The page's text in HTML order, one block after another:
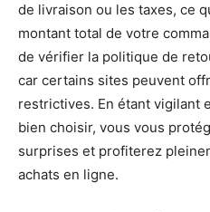
de livraison ou les taxes, ce
montant total de votre
de vérifier la politique de
car certains sites peuvent
restrictives. En étant vigilant
bien choisir, vous vous
surprises et profiterez
achats en ligne.